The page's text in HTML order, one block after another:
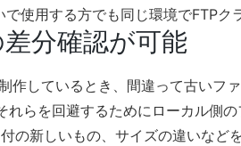
使用する方でも同じ環境でFTPク
分確認が可能
作しているとき、間違って古いフ
れらを回避するためにローカル側
の新しいもの、サイズの違いなど